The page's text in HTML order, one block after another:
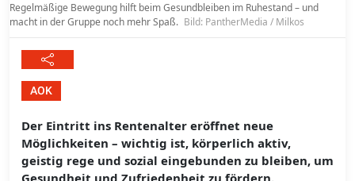
Regelmäßige Bewegung hilft beim Gesundbleiben im Ruhestand – und
macht in der Gruppe noch mehr Spaß. Bild: PantherMedia / Milkos
AOK
Der Eintritt ins Rentenalter eröffnet neue
Möglichkeiten – wichtig ist, körperlich aktiv,
geistig rege und sozial eingebunden zu bleiben, um